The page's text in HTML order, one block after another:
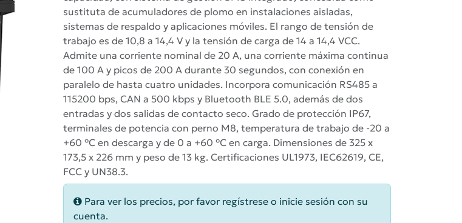
sustituta de acumuladores de plomo en instalaciones aisladas,
sistemas de respaldo y aplicaciones móviles. El rango de tensión de
trabajo es de 10,8 a 14,4 V y la tensión de carga de 14 a 14,4 VCC.
Admite una corriente nominal de 20 A, una corriente máxima continua
de 100 A y picos de 200 A durante 30 segundos, con conexión en
paralelo de hasta cuatro unidades. Incorpora comunicación RS485 a
115200 bps, CAN a 500 kbps y Bluetooth BLE 5.0, además de dos
entradas y dos salidas de contacto seco. Grado de protección IP67,
terminales de potencia con perno M8, temperatura de trabajo de -20 a
+60 °C en descarga y de 0 a +60 °C en carga. Dimensiones de 325 x
173,5 x 226 mm y peso de 13 kg. Certificaciones UL1973, IEC62619, CE,
FCC y UN38.3.
Para ver los precios, por favor regístrese o inicie sesión con su
cuenta.